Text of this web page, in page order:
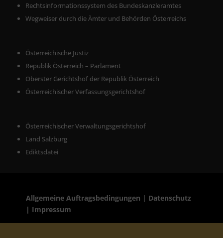
Rechtsinformationssystem des Bundeskanzleramtes
Wegweiser durch die Ämter und Behörden Österreichs
Österreichische Justiz
Republik Österreich – Parlament
Oberster Gerichtshof der Republik Österreich
Österreichischer Verfassungsgerichtshof
Österreichischer Verwaltungsgerichtshof
Land Salzburg
Ediktsdatei
Allgemeine Auftragsbedingungen | Datenschutz
| Impressum